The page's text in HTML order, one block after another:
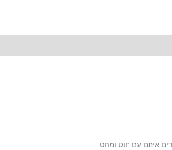
איתם עם חוט ומחט.